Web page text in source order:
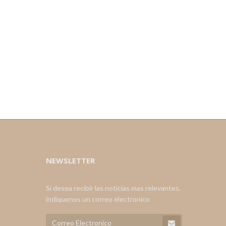
NEWSLETTER
Si desea recibir las noticias mas relevantes,
indiquenos un correo electronico